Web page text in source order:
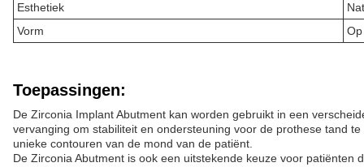
Esthetiek
Vorm
Toepassingen:
De Zirconia Implant Abutment kan worden gebruikt in een
vervanging om stabiliteit en ondersteuning voor de prothese tand
unieke contouren van de mond van de patiënt.
De Zirconia Abutment is ook een uitstekende keuze voor